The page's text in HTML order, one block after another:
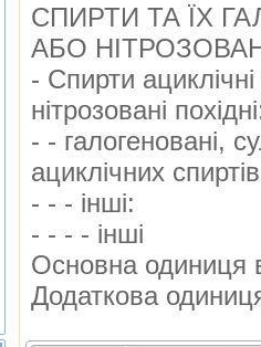
СПИРТИ ТА ЇХ
АБО
- Спирти ациклiчнi
нiтрозованi
- - галогенованi,
ациклiчних
- - - iншi:
- - - - iншi
Основна одиниця
Додаткова